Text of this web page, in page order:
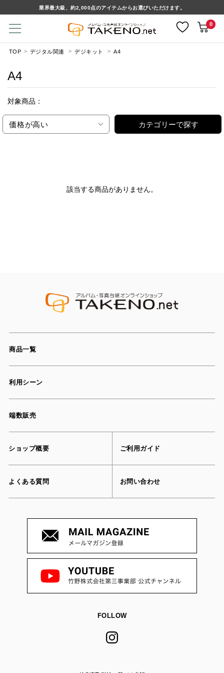
業界最大級、約2,000点のアイテムからお選びいただけます。
0
TOP デジタル関連 デジキット A4
A4
対象商品：
価格が高い カテゴリーで探す
該当する商品がありません。
商品一覧
利用シーン
端数販売
ショップ概要 ご利用ガイド
よくある質問 お問い合わせ
FOLLOW